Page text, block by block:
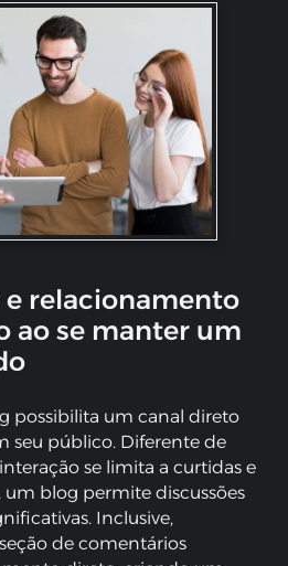
relacionamento
ao se manter um
possibilita um canal direto
seu público. Diferente de
se limita a curtidas e
blog permite discussões
Inclusive,
de comentários